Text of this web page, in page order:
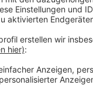
Zutaten
Petersfisch: